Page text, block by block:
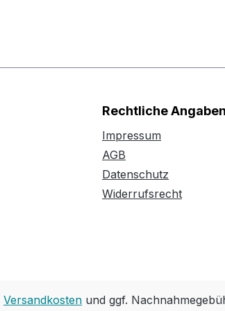
Rechtliche Angaben
Impressum
AGB
Datenschutz
Widerrufsrecht
Versandkosten und ggf.